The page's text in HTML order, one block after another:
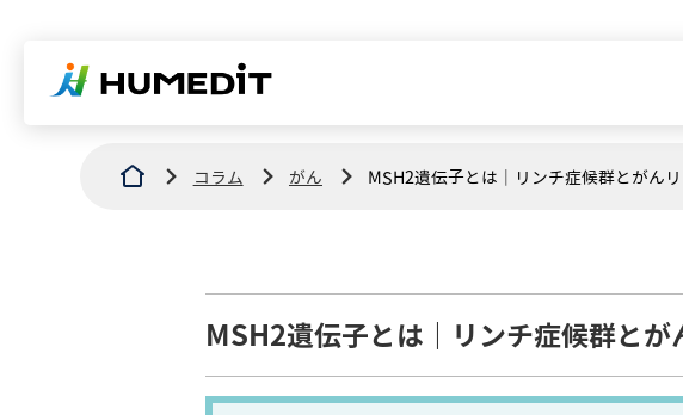
コラム がん MSH2遺伝子とは｜リンチ症候群とがんリ
MSH2遺伝子とは｜リンチ症候群とが